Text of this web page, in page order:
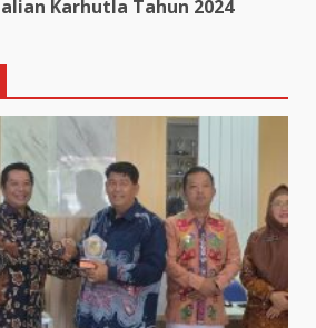
Karhutla Tahun 2024